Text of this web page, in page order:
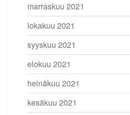
marraskuu 2021
lokakuu 2021
syyskuu 2021
elokuu 2021
heinäkuu 2021
kesäkuu 2021